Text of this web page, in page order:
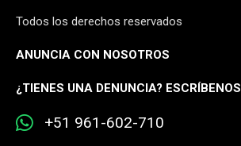
Todos los derechos reservados
ANUNCIA CON NOSOTROS
¿TIENES UNA DENUNCIA? ESCRÍBENOS
+51 961-602-710